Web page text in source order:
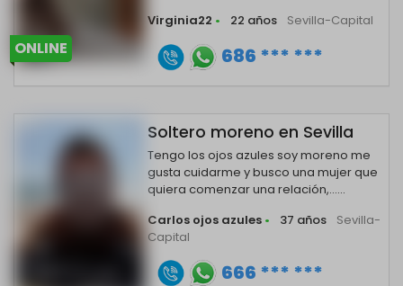
ONLINE
Virginia22 • 22 años Sevilla-Capital
686 *** ***
Soltero moreno en Sevilla
Tengo los ojos azules soy moreno me
gusta cuidarme y busco una mujer que
quiera comenzar una relación,......
Carlos ojos azules • 37 años
Sevilla-
Capital
666 *** ***